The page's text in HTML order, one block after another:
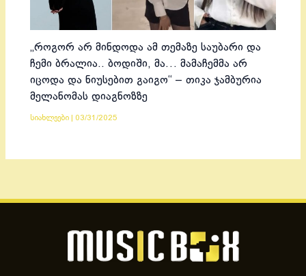
„როგორ არ მინდოდა ამ თემაზე საუბარი და
ჩემი ბრალია.. ბოდიში, მა… მამაჩემმა არ
იცოდა და ნიუსებით გაიგო“ – თიკა ჯამბურია
მელანომას დიაგნოზზე
სიახლეები 03/31/2025